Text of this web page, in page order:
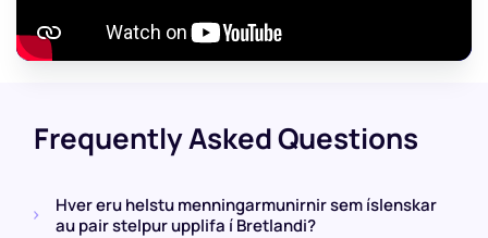
Frequently Asked Questions
Hver eru helstu menningarmunirnir sem íslenskar
au pair stelpur upplifa í Bretlandi?